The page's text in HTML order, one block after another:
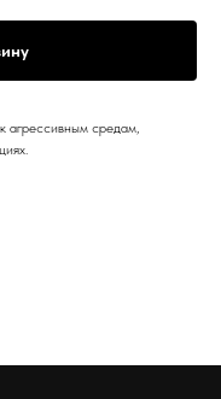
агрессивным средам,